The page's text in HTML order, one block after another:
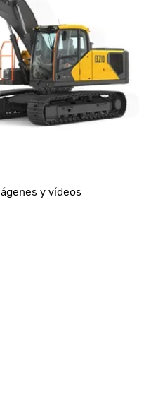
y vídeos